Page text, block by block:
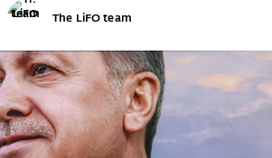
The LiFO team